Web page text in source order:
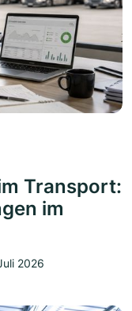
Transport:
im
2026